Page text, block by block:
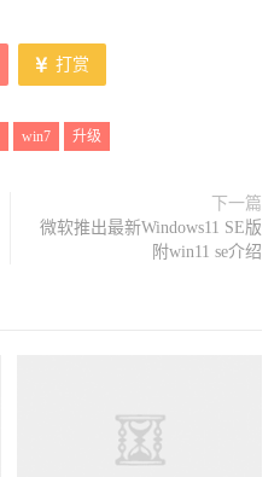
打赏
win7 升级
下一篇
微软推出最新Windows11 SE版
附win11 se介绍